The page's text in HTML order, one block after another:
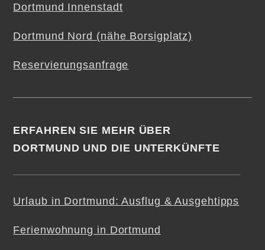
Dortmund Innenstadt
Dortmund Nord (nähe Borsigplatz)
Reservierungsanfrage
ERFAHREN SIE MEHR ÜBER
DORTMUND UND DIE UNTERKÜNFTE
Urlaub in Dortmund: Ausflug & Ausgehtipps
Ferienwohnung in Dortmund